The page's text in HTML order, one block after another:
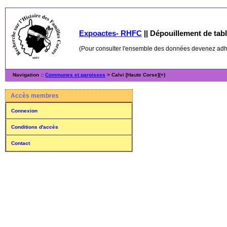
Expoactes- RHFC || Dépouillement de
(Pour consulter l'ensemble des données devenez
Navigation :: Communes et paroisses > Calvi [Haute Corse](+)
Accès membres
Connexion
Conditions d'accès
Contact